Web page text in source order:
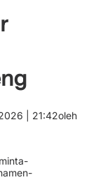
| 21:42oleh